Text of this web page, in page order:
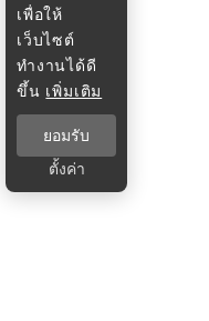
เพื่อให้
เว็บไซต์
ทำงานได้ดี
ขึ้น เพิ่มเติม
ยอมรับ
ตั้งค่า